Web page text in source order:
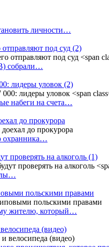
личности…
под суд (2)
собрали…
лидеры уловок (2)
набеги на счета…
до прокурора
охранника…
проверять на алкоголь (1)
польскими правами
жителю, который…
(видео)